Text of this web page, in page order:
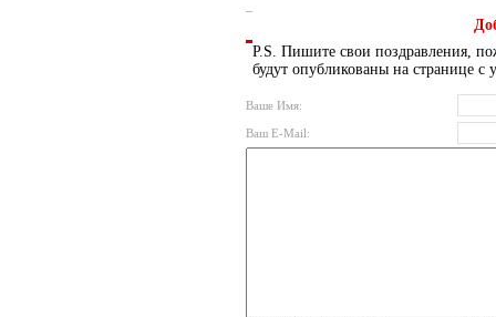
P.S. Пишите свои поздравления,
будут опубликованы на странице с
Ваше Имя:
Ваш E-Mail: